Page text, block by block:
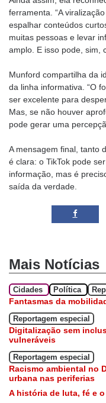
ferramenta. “A
espalhar conteúdos
muitas pessoas e levar
amplo. E isso pode, sim,
Munford compartilha da
da linha informativa. “O
ser excelente para
Mas, se não houver
pode gerar uma
A mensagem final, tanto
é clara: o TikTok pode
informação, mas é
saída da verdade.
Mais Notícias
Cidades Política
Fantasmas da
Reportagem especial
Digitalização sem
vulneráveis
Reportagem especial
Racismo ambiental no
urbana nas periferias
A história de luta, fé e